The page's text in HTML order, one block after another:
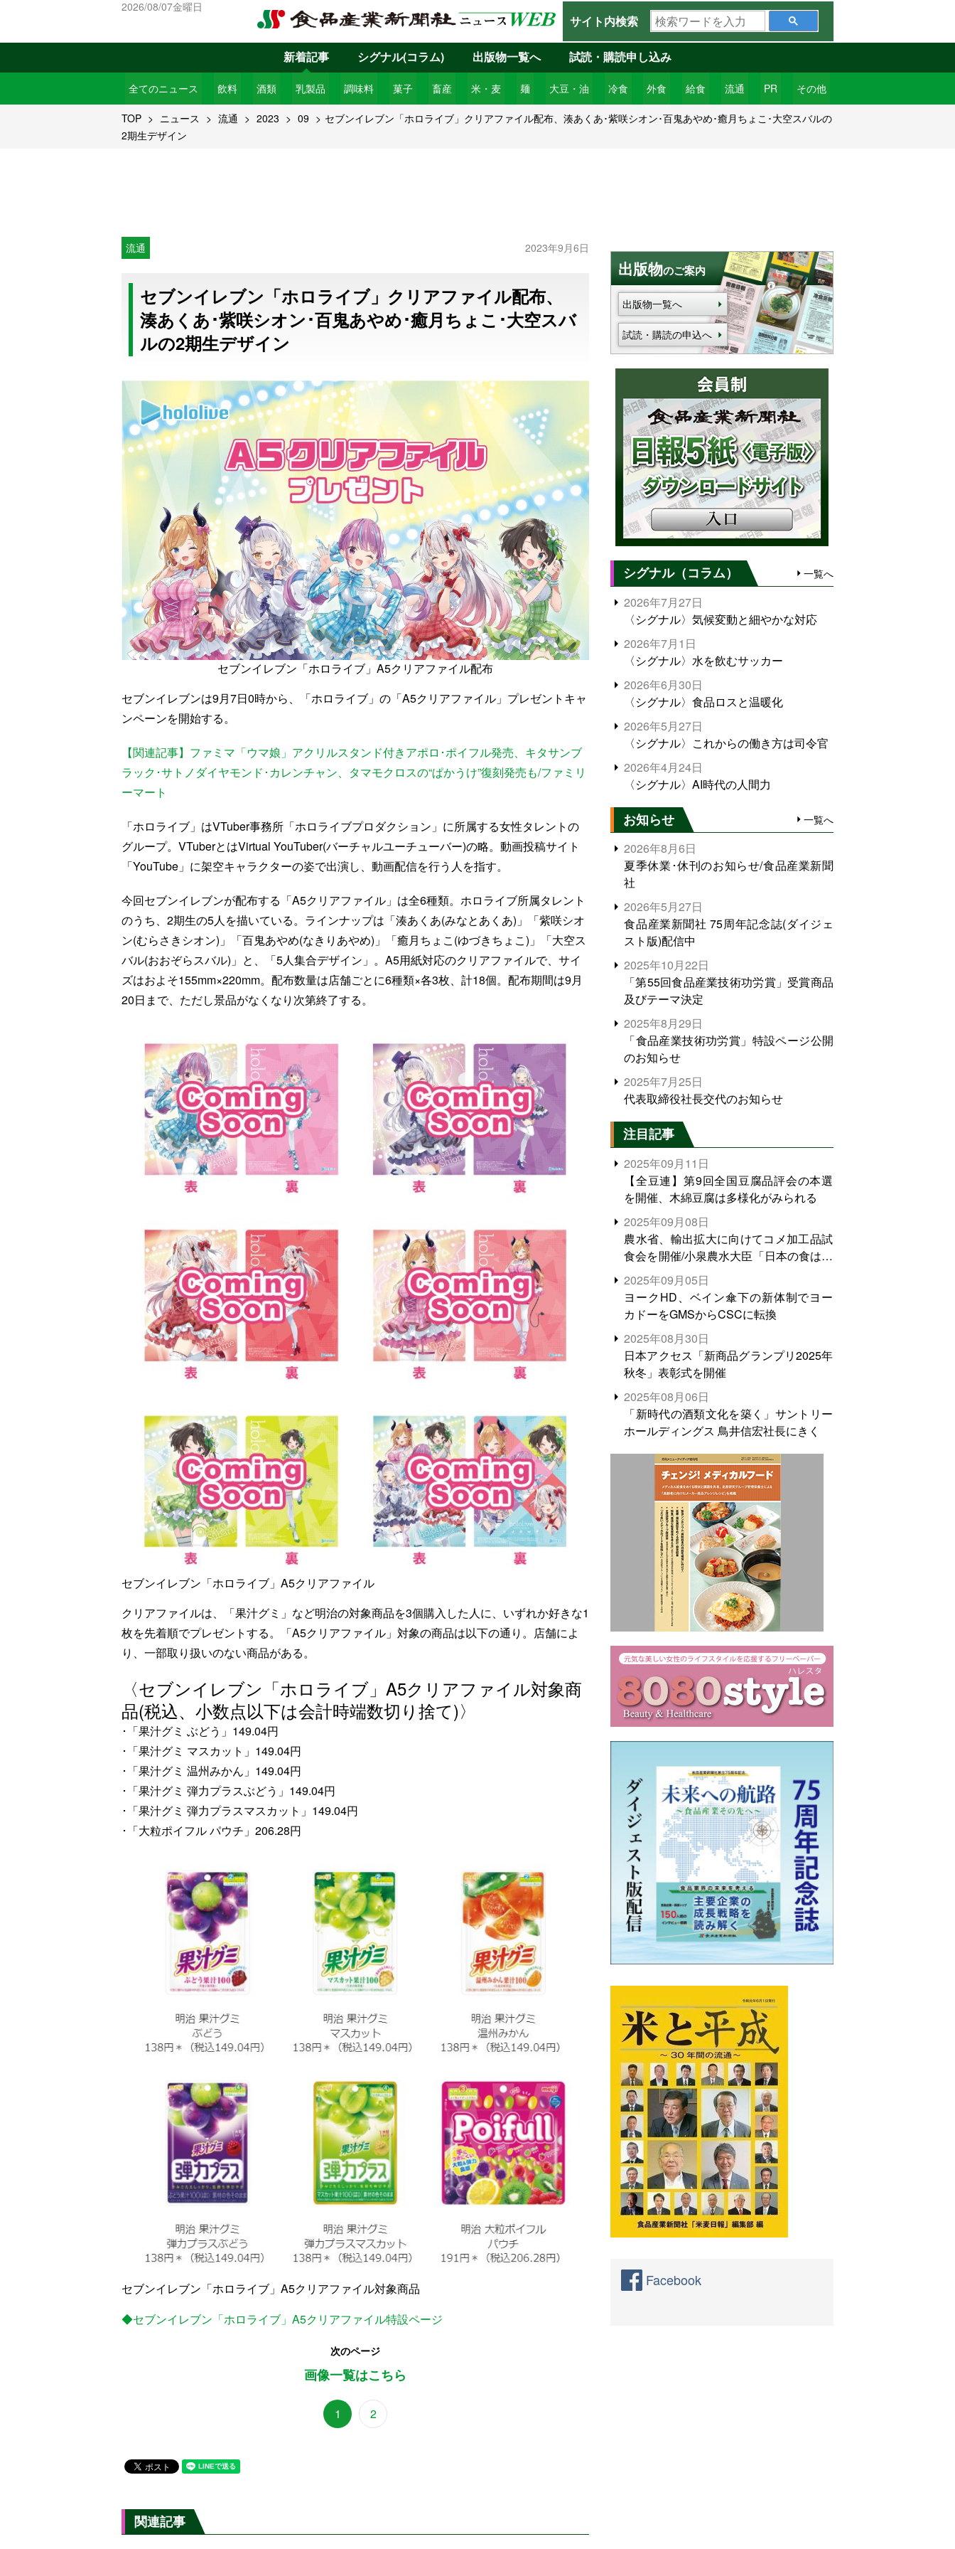
2026/08/07金曜日
サイト内検索
検
索
ワ
ー
ド
を
入
新着記事
全てのニュース 飲料 酒類 乳製品 調味料 菓子 畜産 米・麦 麺 大豆・油 冷食 外食 給食 流通 PR その他
シグナル(コラム) 出版物一覧へ 試読・購読申し込み
TOP ニュース 流通 2023 09
セブンイレブン「ホロライブ」クリアファイル配布、湊あくあ･紫咲シオン･百鬼あやめ･癒月ちょこ･大空スバルの
2期生デザイン
流通 2023年9月6日
セブンイレブン「ホロライブ」クリアファイル配布、
湊あくあ･紫咲シオン･百鬼あやめ･癒月ちょこ･大空スバ
ルの2期生デザイン
セブンイレブン「ホロライブ」A5クリアファイル配布
セブンイレブンは9月7日0時から、「ホロライブ」の「A5クリアファイル」プレゼントキャ
ンペーンを開始する。
【関連記事】ファミマ「ウマ娘」アクリルスタンド付きアポロ･ポイフル発売、キタサンブ
ラック･サトノダイヤモンド･カレンチャン、タマモクロスの“ぱかうけ”復刻発売も/ファミリ
ーマート
「ホロライブ」はVTuber事務所「ホロライブプロダクション」に所属する女性タレントの
グループ。VTuberとはVirtual YouTuber(バーチャルユーチューバー)の略。動画投稿サイト
「YouTube」に架空キャラクターの姿で出演し、動画配信を行う人を指す。
今回セブンイレブンが配布する「A5クリアファイル」は全6種類。ホロライブ所属タレント
のうち、2期生の5人を描いている。ラインナップは「湊あくあ(みなとあくあ)」「紫咲シオ
ン(むらさきシオン)」「百鬼あやめ(なきりあやめ)」「癒月ちょこ(ゆづきちょこ)」「大空ス
バル(おおぞらスバル)」と、「5人集合デザイン」。A5用紙対応のクリアファイルで、サイ
ズはおよそ155mm×220mm。配布数量は店舗ごとに6種類×各3枚、計18個。配布期間は9月
20日まで、ただし景品がなくなり次第終了する。
セブンイレブン「ホロライブ」A5クリアファイル
クリアファイルは、「果汁グミ」など明治の対象商品を3個購入した人に、いずれか好きな1
枚を先着順でプレゼントする。「A5クリアファイル」対象の商品は以下の通り。店舗によ
り、一部取り扱いのない商品がある。
〈セブンイレブン「ホロライブ」A5クリアファイル対象商
品(税込、小数点以下は会計時端数切り捨て)〉
･「果汁グミ ぶどう」149.04円
･「果汁グミ マスカット」149.04円
･「果汁グミ 温州みかん」149.04円
･「果汁グミ 弾力プラスぶどう」149.04円
･「果汁グミ 弾力プラスマスカット」149.04円
･「大粒ポイフル パウチ」206.28円
セブンイレブン「ホロライブ」A5クリアファイル対象商品
◆セブンイレブン「ホロライブ」A5クリアファイル特設ページ
次のページ
画像一覧はこちら
1 2
関連記事
出版物のご案内
出版物一覧へ
試読・購読の申込へ
シグナル（コラム） 一覧へ
2026年7月27日
〈シグナル〉気候変動と細やかな対応
2026年7月1日
〈シグナル〉水を飲むサッカー
2026年6月30日
〈シグナル〉食品ロスと温暖化
2026年5月27日
〈シグナル〉これからの働き方は司令官
2026年4月24日
〈シグナル〉AI時代の人間力
お知らせ 一覧へ
2026年8月6日
夏季休業･休刊のお知らせ/食品産業新聞
社
2026年5月27日
食品産業新聞社 75周年記念誌(ダイジェ
スト版)配信中
2025年10月22日
「第55回食品産業技術功労賞」受賞商品
及びテーマ決定
2025年8月29日
「食品産業技術功労賞」特設ページ公開
のお知らせ
2025年7月25日
代表取締役社長交代のお知らせ
注目記事
2025年09月11日
【全豆連】第9回全国豆腐品評会の本選
を開催、木綿豆腐は多様化がみられる
2025年09月08日
農水省、輸出拡大に向けてコメ加工品試
食会を開催/小泉農水大臣「日本の食は世
界でトップをとれる。米増産に向けて、
米輸出需要の拡大を」
2025年09月05日
ヨークHD、ベイン傘下の新体制でヨー
カドーをGMSからCSCに転換
2025年08月30日
日本アクセス「新商品グランプリ2025年
秋冬」表彰式を開催
2025年08月06日
「新時代の酒類文化を築く」サントリー
ホールディングス 鳥井信宏社長にきく
Facebook